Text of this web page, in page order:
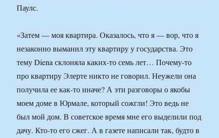
Паулс.
«Затем — моя квартира. Оказалось, что я — вор, что я
незаконно выманил эту квартиру у государства. Это
тему Diena склоняла каких-то семь лет… Почему-то
про квартиру Элерте никто не говорил. Неужели она
получила ее как-то иначе? А эти разговоры о якобы
моем доме в Юрмале, который сожгли! Это ведь не
был мой дом. В советское время мне его выделили под
дачу. Кто-то его сжег. А в газете написали так, будто в